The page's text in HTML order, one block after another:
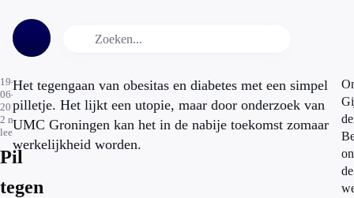
19-
06-
2014
2 min.
leestijd
Pil
tegen
Het tegengaan van obesitas en diabetes met een simpel
pilletje. Het lijkt een utopie, maar door onderzoek van
UMC Groningen kan het in de nabije toekomst zomaar
werkelijkheid worden.
de